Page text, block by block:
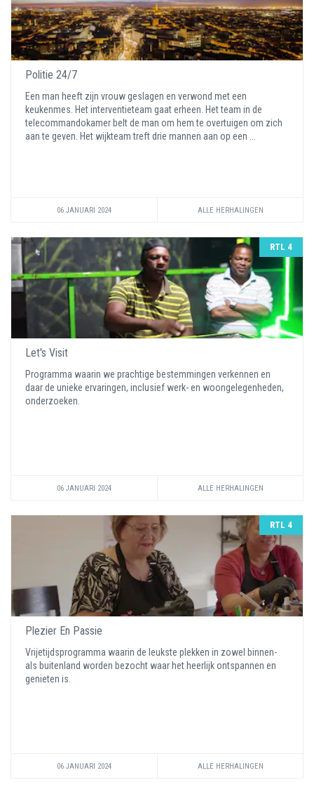
Politie 24/7
Een man heeft zijn vrouw geslagen en verwond met een
keukenmes. Het interventieteam gaat erheen. Het team in de
telecommandokamer belt de man om hem te overtuigen om zich
aan te geven. Het wijkteam treft drie mannen aan op een ...
06 JANUARI 2024 ALLE HERHALINGEN
RTL 4
Let's Visit
Programma waarin we prachtige bestemmingen verkennen en
daar de unieke ervaringen, inclusief werk- en woongelegenheden,
onderzoeken.
06 JANUARI 2024 ALLE HERHALINGEN
RTL 4
Plezier En Passie
Vrijetijdsprogramma waarin de leukste plekken in zowel binnen-
als buitenland worden bezocht waar het heerlijk ontspannen en
genieten is.
06 JANUARI 2024 ALLE HERHALINGEN